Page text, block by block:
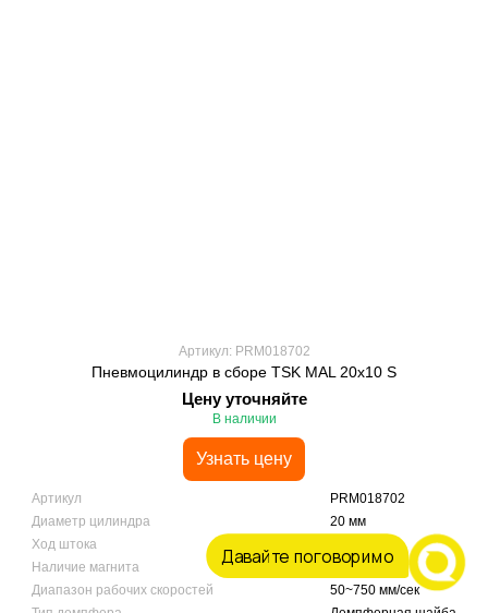
Артикул: PRM018702
Пневмоцилиндр в сборе TSK MAL 20x10 S
Цену уточняйте
В наличии
Узнать цену
Артикул
PRM018702
Диаметр цилиндра
20 мм
Ход штока
Наличие магнита
Магнитный
Диапазон рабочих скоростей
50~750 мм/сек
Давайте поговоримо